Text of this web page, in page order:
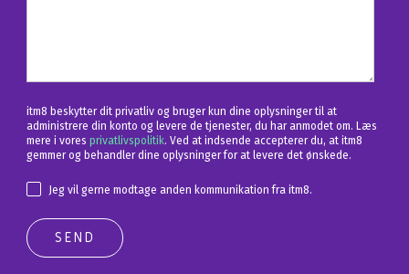
itm8 beskytter dit privatliv og bruger kun dine oplysninger til at
administrere din konto og levere de tjenester, du har anmodet om. Læs
mere i vores privatlivspolitik. Ved at indsende accepterer du, at itm8
gemmer og behandler dine oplysninger for at levere det ønskede.
Jeg vil gerne modtage anden kommunikation fra itm8.